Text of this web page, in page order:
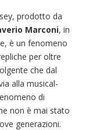
prodotto da
Marconi, in
è un fenomeno
per oltre
che dal
alla musical-
di
non è mai stato
generazioni.